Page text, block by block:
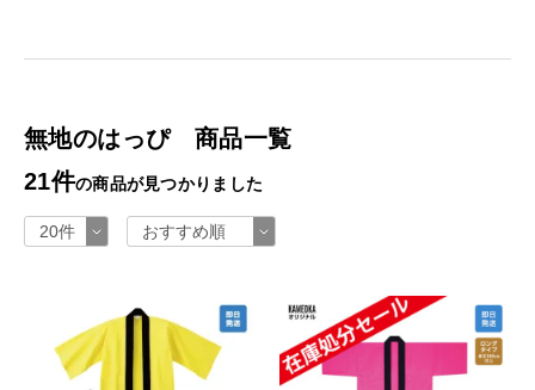
無地のはっぴ 商品一覧
21件の商品が見つかりました